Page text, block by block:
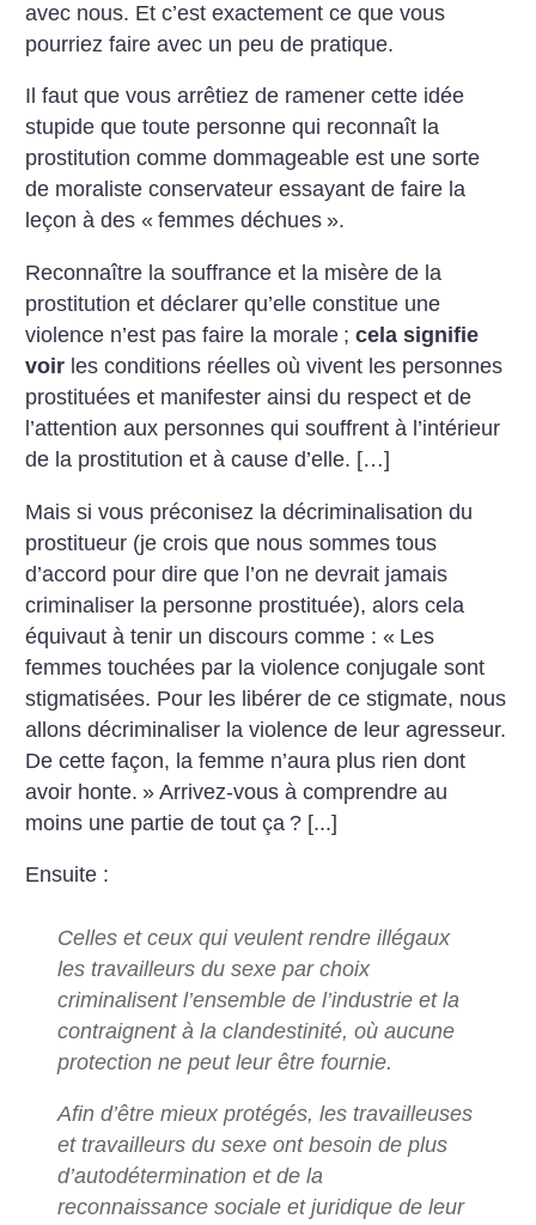
avec nous. Et c’est exactement ce que vous
pourriez faire avec un peu de pratique.
Il faut que vous arrêtiez de ramener cette idée
stupide que toute personne qui reconnaît la
prostitution comme dommageable est une sorte
de moraliste conservateur essayant de faire la
leçon à des « femmes déchues ».
Reconnaître la souffrance et la misère de la
prostitution et déclarer qu’elle constitue une
violence n’est pas faire la morale ;cela signifie
voir les conditions réelles où vivent les personnes
prostituées et manifester ainsi du respect et de
l’attention aux personnes qui souffrent à l’intérieur
de la prostitution et à cause d’elle. […]
Mais si vous préconisez la décriminalisation du
prostitueur (je crois que nous sommes tous
d’accord pour dire que l’on ne devrait jamais
criminaliser la personne prostituée), alors cela
équivaut à tenir un discours comme : « Les
femmes touchées par la violence conjugale sont
stigmatisées. Pour les libérer de ce stigmate, nous
allons décriminaliser la violence de leur agresseur.
De cette façon, la femme n’aura plus rien dont
avoir honte. » Arrivez-vous à comprendre au
moins une partie de tout ça ? [...]
Ensuite :
Celles et ceux qui veulent rendre illégaux
les travailleurs du sexe par choix
criminalisent l’ensemble de l’industrie et la
contraignent à la clandestinité, où aucune
protection ne peut leur être fournie.
Afin d’être mieux protégés, les travailleuses
et travailleurs du sexe ont besoin de plus
d’autodétermination et de la
reconnaissance sociale et juridique de leur